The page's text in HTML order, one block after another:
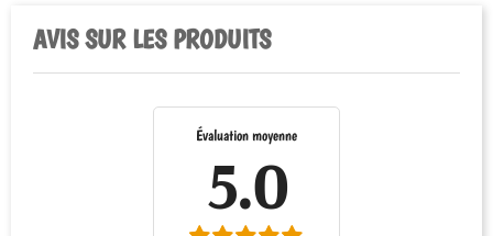
AVIS SUR LES PRODUITS
Évaluation moyenne
5.0